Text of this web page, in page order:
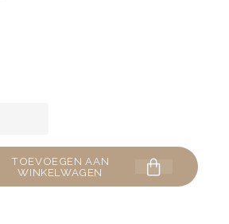
TOEVOEGEN AAN
WINKELWAGEN